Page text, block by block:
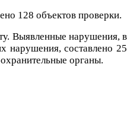
128 объектов проверки.
Выявленные нарушения, в
нарушения, составлено 25
органы.